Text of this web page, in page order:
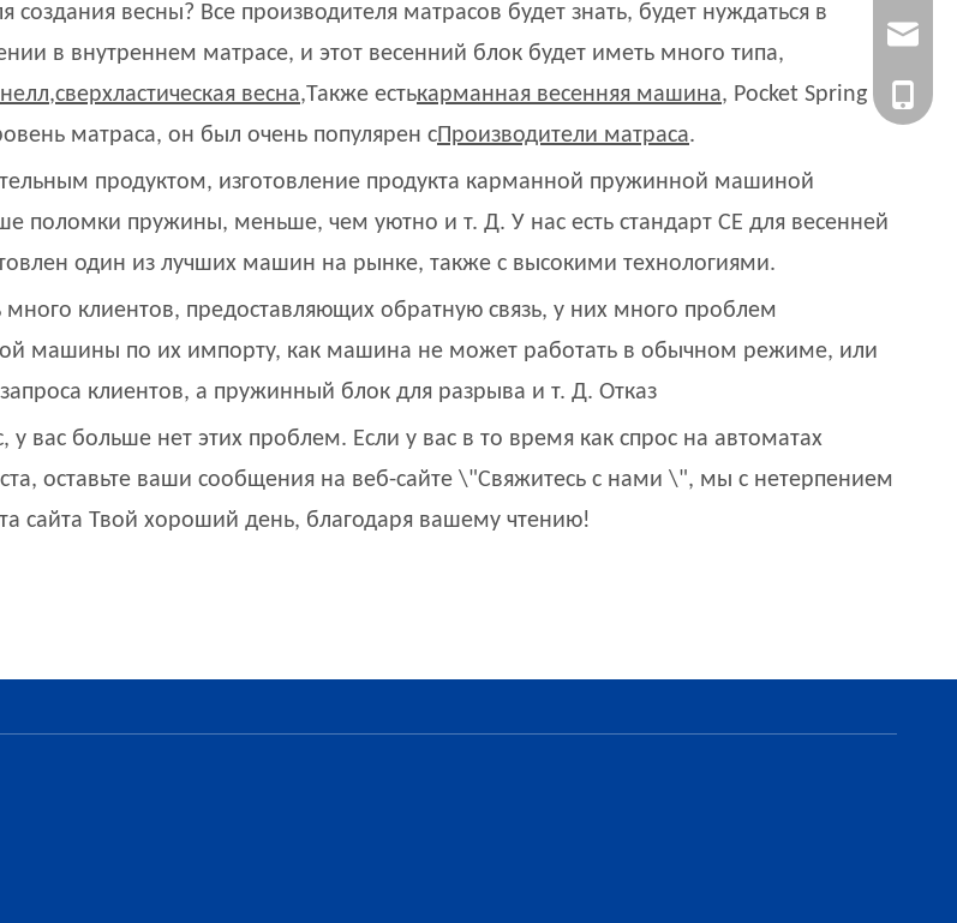
весны? Все производителя матрасов будет знать, будет нуждаться в
в внутреннем матрасе, и этот весенний блок будет иметь много типа,
,сверхластическая весна,Также естькарманная весенняя машина, Pocket Spring
матраса, он был очень популярен сПроизводители матраса.
продуктом, изготовление продукта карманной пружинной машиной
поломки пружины, меньше, чем уютно и т. Д. У нас есть стандарт CE для весенней
один из лучших машин на рынке, также с высокими технологиями.
много клиентов, предоставляющих обратную связь, у них много проблем
машины по их импорту, как машина не может работать в обычном режиме, или
клиентов, а пружинный блок для разрыва и т. Д. Отказ
вас больше нет этих проблем. Если у вас в то время как спрос на автоматах
оставьте ваши сообщения на веб-сайте \"Свяжитесь с нами \", мы с нетерпением
сайта Твой хороший день, благодаря вашему чтению!
+86